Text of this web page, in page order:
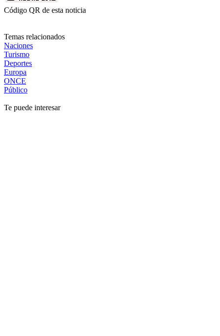
Código QR de esta noticia
Temas relacionados
Naciones
Turismo
Deportes
Europa
ONCE
Público
Te puede interesar